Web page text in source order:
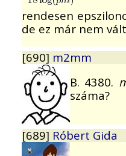
rendesen
de ez már nem
[690] m2mm
B. 4380.
száma?
[689] Róbert Gida